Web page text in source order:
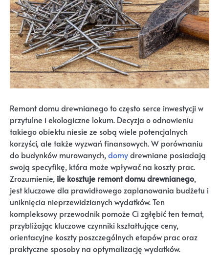
Remont domu drewnianego to często serce inwestycji w
przytulne i ekologiczne lokum. Decyzja o odnowieniu
takiego obiektu niesie ze sobą wiele potencjalnych
korzyści, ale także wyzwań finansowych. W porównaniu
do budynków murowanych,domydrewniane posiadają
swoją specyfikę, która może wpływać na koszty prac.
Zrozumienie, ile kosztuje remont domu drewnianego,
jest kluczowe dla prawidłowego zaplanowania budżetu i
uniknięcia nieprzewidzianych wydatków. Ten
kompleksowy przewodnik pomoże Ci zgłębić ten temat,
przybliżając kluczowe czynniki kształtujące ceny,
orientacyjne koszty poszczególnych etapów prac oraz
praktyczne sposoby na optymalizację wydatków.